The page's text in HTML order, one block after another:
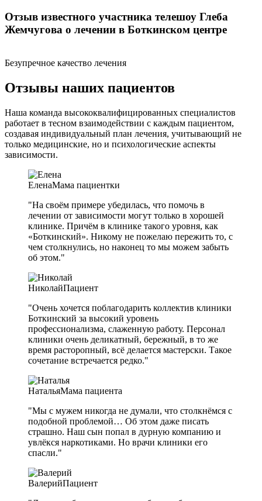
Отзыв известного участника телешоу Глеба
Жемчугова о лечении в Боткинском центре
Безупречное качество лечения
Отзывы наших пациентов
Наша команда высококвалифицированных специалистов
работает в тесном взаимодействии с каждым пациентом,
создавая индивидуальный план лечения, учитывающий не
только медицинские, но и психологические аспекты
зависимости.
ЕленаМама пациентки
"На своём примере убедилась, что помочь в
лечении от зависимости могут только в хорошей
клинике. Причём в клинике такого уровня, как
«Боткинский». Никому не пожелаю пережить то, с
чем столкнулись, но наконец то мы можем забыть
об этом."
НиколайПациент
"Очень хочется поблагодарить коллектив клиники
Боткинский за высокий уровень
профессионализма, слаженную работу. Персонал
клиники очень деликатный, бережный, в то же
время расторопный, всё делается мастерски. Такое
сочетание встречается редко."
НатальяМама пациента
"Мы с мужем никогда не думали, что столкнёмся с
подобной проблемой… Об этом даже писать
страшно. Наш сын попал в дурную компанию и
увлёкся наркотиками. Но врачи клиники его
спасли."
ВалерийПациент